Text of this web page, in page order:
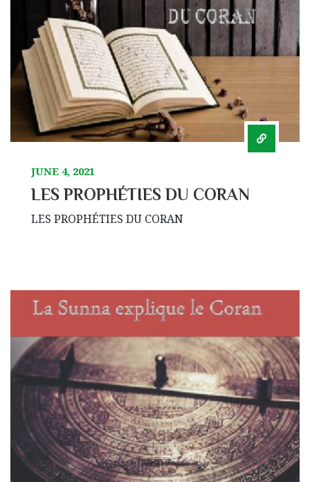
JUNE 4, 2021
LES PROPHÉTIES DU CORAN
LES PROPHÉTIES DU CORAN